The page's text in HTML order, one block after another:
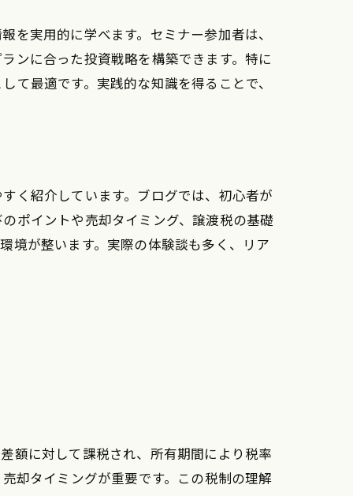
実用的に学べます。セミナー参加者は、
ンに合った投資戦略を構築できます。特に
最適です。実践的な知識を得ることで、
く紹介しています。ブログでは、初心者が
ポイントや売却タイミング、譲渡税の基礎
境が整います。実際の体験談も多く、リア
額に対して課税され、所有期間により税率
却タイミングが重要です。この税制の理解